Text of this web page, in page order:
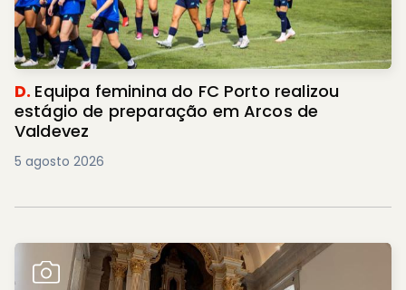
D. Equipa feminina do FC Porto realizou
estágio de preparação em Arcos de
Valdevez
5 agosto 2026